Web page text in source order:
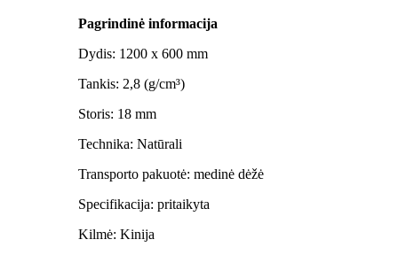
Pagrindinė informacija
Dydis: 1200 x 600 mm
Tankis: 2,8 (g/cm³)
Storis: 18 mm
Technika: Natūrali
Transporto pakuotė: medinė dėžė
Specifikacija: pritaikyta
Kilmė: Kinija